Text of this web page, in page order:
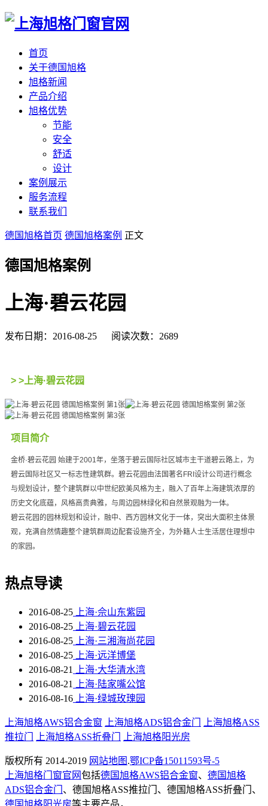
首页
关于德国旭格
旭格新闻
产品介绍
旭格优势
节能
安全
舒适
设计
案例展示
服务流程
联系我们
德国旭格首页 德国旭格案例 正文
德国旭格案例
上海·碧云花园
发布日期：2016-08-25 阅读次数：2689
> >上海·碧云花园
项目简介
金桥·碧云花园 始建于2001年，坐落于碧云国际社区城市主干道碧云路上，为
碧云国际社区又一标志性建筑群。碧云花园由法国著名FRI设计公司进行概念
与规划设计，整个建筑群以中世纪欧美风格为主，融入了百年上海建筑浓厚的
历史文化底蕴，风格高贵典雅，与周边园林绿化和自然景观融为一体。
碧云花园的园林规划和设计，融中、西方园林文化于一体，突出大面积主体景
观，充满自然情趣整个建筑群周边配套设施齐全，为外籍人士生活居住理想中
的家园。
热点导读
2016-08-25 上海·佘山东紫园
2016-08-25 上海·碧云花园
2016-08-25 上海·三湘海尚花园
2016-08-25 上海·远洋博堡
2016-08-21 上海·大华清水湾
2016-08-21 上海·陆家嘴公馆
2016-08-16 上海·绿城玫瑰园
上海旭格AWS铝合金窗 上海旭格ADS铝合金门
上海旭格ASS
推拉门
上海旭格ASS折叠门 上海旭格阳光房
版权所有 2014-2019 网站地图 .鄂ICP备15011593号-5
上海旭格门窗官网包括德国旭格AWS铝合金窗、 德国旭格
ADS铝合金门 、德国旭格ASS推拉门、德国旭格ASS折叠门、